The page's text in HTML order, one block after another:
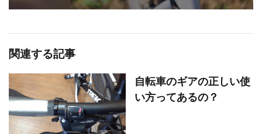
関連する記事
自転車のギアの正しい使
い方ってあるの？